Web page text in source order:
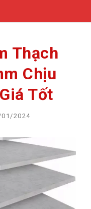
Thạch
Chịu
Tốt
01/2024